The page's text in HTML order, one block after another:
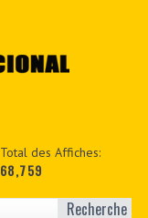
Total des Affiches:
68,759
Recherche